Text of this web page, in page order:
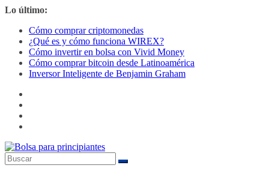
Saltar
contenido
Lo último:
Cómo comprar criptomonedas
¿Qué es y cómo funciona WIREX?
Cómo invertir en bolsa con Vivid Money
Cómo comprar bitcoin desde Latinoamérica
Inversor Inteligente de Benjamin Graham